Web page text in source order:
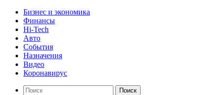
Бизнес и экономика
Финансы
Hi-Tech
Авто
События
Назначения
Видео
Коронавирус
Поиск